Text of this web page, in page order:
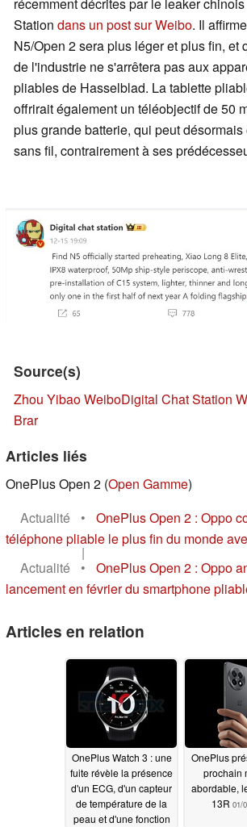
Station dans un post sur Weibo. Il
N5/Open 2 sera plus léger et plus fin, et
de l'industrie ne s'arrêtera pas aux
pliables de Hasselblad. La tablette
offrirait également un téléobjectif de 50
plus grande batterie, qui peut
sans fil, contrairement à ses
Source(s)
Zhou Yibao WeiboDigital Chat Station
Brar
Articles liés
OnePlus Open 2 (Open Gamme)
Actualité
•
OnePlus Open 2 : Oppo
téléphone pliable le plus fin du monde
|
Actualité
•
OnePlus Open 2 : Oppo
lancement en février du smartphone
Articles en relation
OnePlus Watch 3 : une
fuite révèle la présence
d'un ECG, d'un capteur
de température de la
peau et d'une fonction
OnePlus
prochain
abordable,
13R 01/